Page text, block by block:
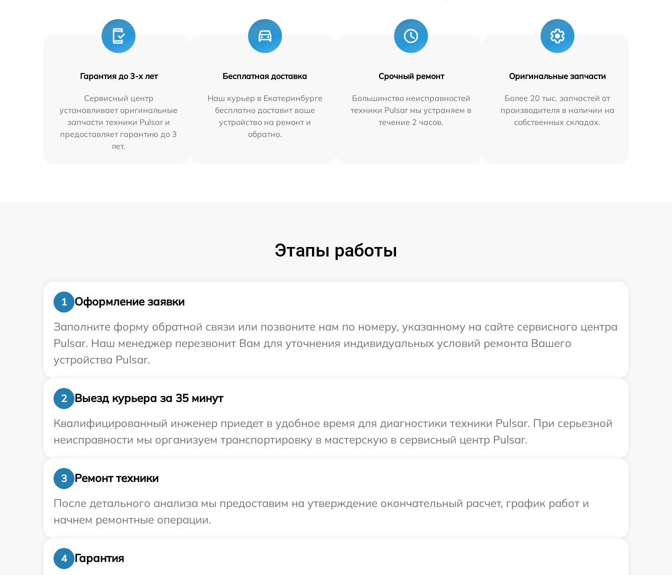
Гарантия до 3-х лет
Сервисный центр
устанавливает оригинальные
запчасти техники Pulsar и
предоставляет гарантию до 3
лет.
Бесплатная доставка
Наш курьер в Екатеринбурге
бесплатно доставит ваше
устройство на ремонт и
обратно.
Срочный ремонт
Большинство неисправностей
техники Pulsar мы устраняем в
течение 2 часов.
Оригинальные запчасти
Более 20 тыс. запчастей от
производителя в наличии на
собственных складах.
Этапы работы
1
Оформление заявки
Заполните форму обратной связи или позвоните нам по номеру, указанному на сайте сервисного центра
Pulsar. Наш менеджер перезвонит Вам для уточнения индивидуальных условий ремонта Вашего
устройства Pulsar.
2
Выезд курьера за 35 минут
Квалифицированный инженер приедет в удобное время для диагностики техники Pulsar. При серьезной
неисправности мы организуем транспортировку в мастерскую в сервисный центр Pulsar.
3
Ремонт техники
После детального анализа мы предоставим на утверждение окончательный расчет, график работ и
начнем ремонтные операции.
4
Гарантия